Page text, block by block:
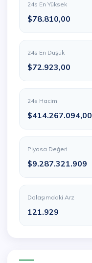
24s En Yüksek
$78.810,00
24s En Düşük
$72.923,00
24s Hacim
$414.267.094,00
Piyasa Değeri
$9.287.321.909
Dolaşımdaki Arz
121.929